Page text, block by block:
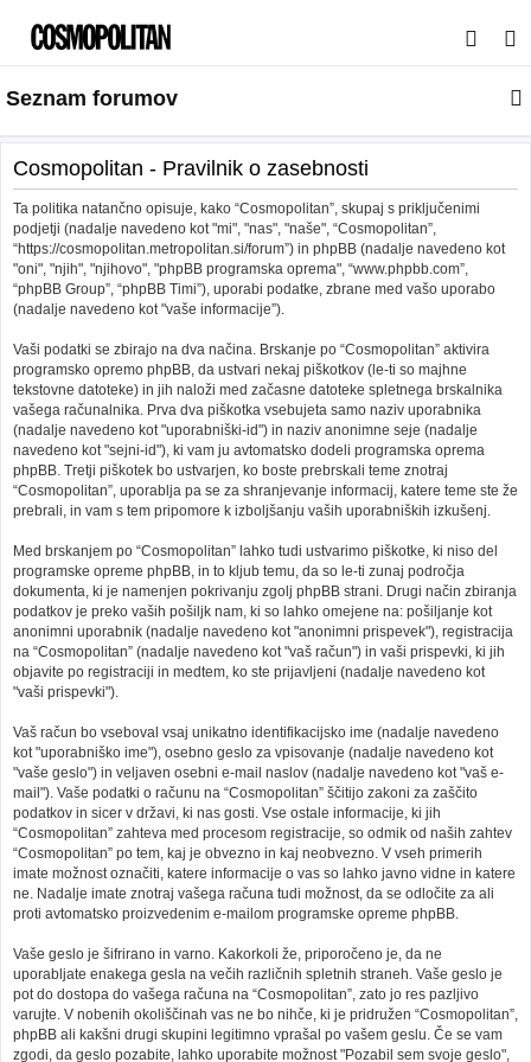
s
a
j
Seznam forumov
Cosmopolitan - Pravilnik o zasebnosti
Ta politika natančno opisuje, kako “Cosmopolitan”, skupaj s priključenimi
podjetji (nadalje navedeno kot "mi", "nas", "naše", “Cosmopolitan”,
“https://cosmopolitan.metropolitan.si/forum”) in phpBB (nadalje navedeno kot
"oni", "njih", "njihovo", "phpBB programska oprema", “www.phpbb.com”,
“phpBB Group”, “phpBB Timi”), uporabi podatke, zbrane med vašo uporabo
(nadalje navedeno kot "vaše informacije”).
Vaši podatki se zbirajo na dva načina. Brskanje po “Cosmopolitan” aktivira
programsko opremo phpBB, da ustvari nekaj piškotkov (le-ti so majhne
tekstovne datoteke) in jih naloži med začasne datoteke spletnega brskalnika
vašega računalnika. Prva dva piškotka vsebujeta samo naziv uporabnika
(nadalje navedeno kot "uporabniški-id") in naziv anonimne seje (nadalje
navedeno kot "sejni-id"), ki vam ju avtomatsko dodeli programska oprema
phpBB. Tretji piškotek bo ustvarjen, ko boste prebrskali teme znotraj
“Cosmopolitan”, uporablja pa se za shranjevanje informacij, katere teme ste že
prebrali, in vam s tem pripomore k izboljšanju vaših uporabniških izkušenj.
Med brskanjem po “Cosmopolitan” lahko tudi ustvarimo piškotke, ki niso del
programske opreme phpBB, in to kljub temu, da so le-ti zunaj področja
dokumenta, ki je namenjen pokrivanju zgolj phpBB strani. Drugi način zbiranja
podatkov je preko vaših pošiljk nam, ki so lahko omejene na: pošiljanje kot
anonimni uporabnik (nadalje navedeno kot "anonimni prispevek"), registracija
na “Cosmopolitan” (nadalje navedeno kot "vaš račun") in vaši prispevki, ki jih
objavite po registraciji in medtem, ko ste prijavljeni (nadalje navedeno kot
"vaši prispevki").
Vaš račun bo vseboval vsaj unikatno identifikacijsko ime (nadalje navedeno
kot "uporabniško ime"), osebno geslo za vpisovanje (nadalje navedeno kot
"vaše geslo") in veljaven osebni e-mail naslov (nadalje navedeno kot "vaš e-
mail"). Vaše podatki o računu na “Cosmopolitan” ščitijo zakoni za zaščito
podatkov in sicer v državi, ki nas gosti. Vse ostale informacije, ki jih
“Cosmopolitan” zahteva med procesom registracije, so odmik od naših zahtev
“Cosmopolitan” po tem, kaj je obvezno in kaj neobvezno. V vseh primerih
imate možnost označiti, katere informacije o vas so lahko javno vidne in katere
ne. Nadalje imate znotraj vašega računa tudi možnost, da se odločite za ali
proti avtomatsko proizvedenim e-mailom programske opreme phpBB.
Vaše geslo je šifrirano in varno. Kakorkoli že, priporočeno je, da ne
uporabljate enakega gesla na večih različnih spletnih straneh. Vaše geslo je
pot do dostopa do vašega računa na “Cosmopolitan”, zato jo res pazljivo
varujte. V nobenih okoliščinah vas ne bo nihče, ki je pridružen “Cosmopolitan”,
phpBB ali kakšni drugi skupini legitimno vprašal po vašem geslu. Če se vam
zgodi, da geslo pozabite, lahko uporabite možnost "Pozabil sem svoje geslo",